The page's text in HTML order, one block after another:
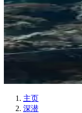
主页
深潜